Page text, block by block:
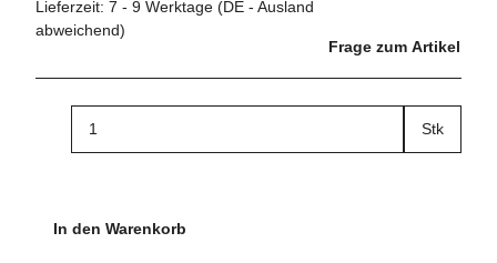
Lieferzeit: 7 - 9 Werktage (DE - Ausland
abweichend)
Frage zum Artikel
Stk
In den Warenkorb